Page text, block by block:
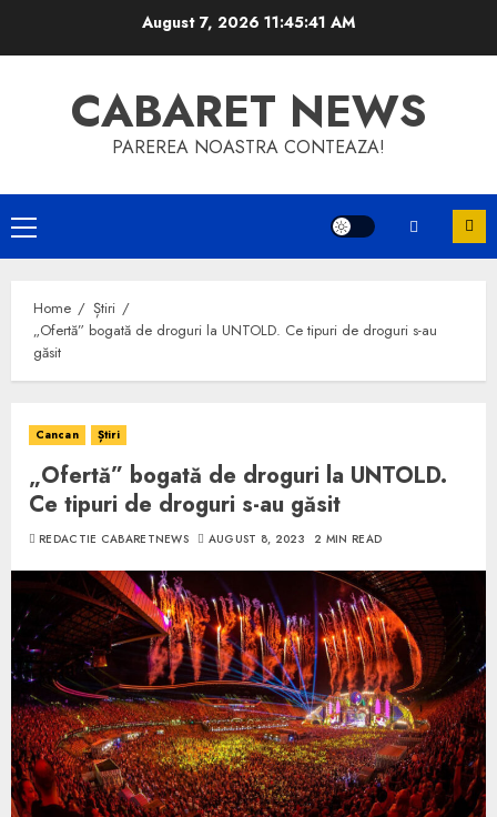
August 7, 2026 11:45:42 AM
CABARET NEWS
PAREREA NOASTRA CONTEAZA!
Primary
Menu
Home
Știri
„Ofertă” bogată de droguri la UNTOLD. Ce tipuri de droguri s-au
găsit
Cancan Știri
„Ofertă” bogată de droguri la UNTOLD.
Ce tipuri de droguri s-au găsit
REDACTIE CABARETNEWS AUGUST 8, 2023 2 MIN READ